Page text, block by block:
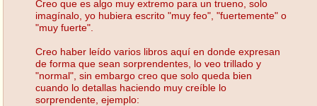
Creo que es algo muy extremo para un trueno, solo
imagínalo, yo hubiera escrito "muy feo", "fuertemente" o
"muy fuerte".
Creo haber leído varios libros aquí en donde expresan
de forma que sean sorprendentes, lo veo trillado y
"normal", sin embargo creo que solo queda bien
cuando lo detallas haciendo muy creíble lo
sorprendente, ejemplo: